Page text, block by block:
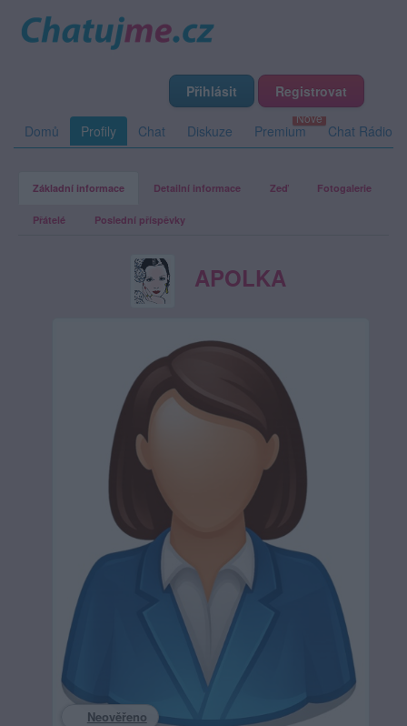
Přihlásit Registrovat
Domů Profily Chat Diskuze Premium Chat Rádio
Základní informace Detailní informace Zeď Fotogalerie
Přátelé Poslední příspěvky
APOLKA
Neověřeno